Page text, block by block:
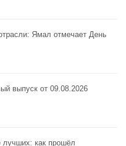
Ямал отмечает День
выпуск от 09.08.2026
как прошёл